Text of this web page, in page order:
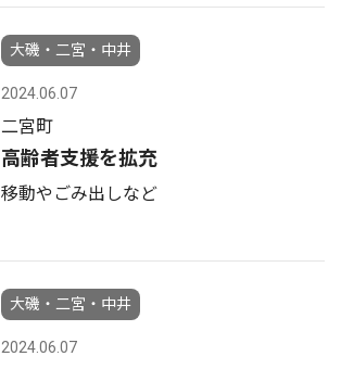
大磯・二宮・中井
2024.06.07
二宮町
高齢者支援を拡充
移動やごみ出しなど
大磯・二宮・中井
2024.06.07